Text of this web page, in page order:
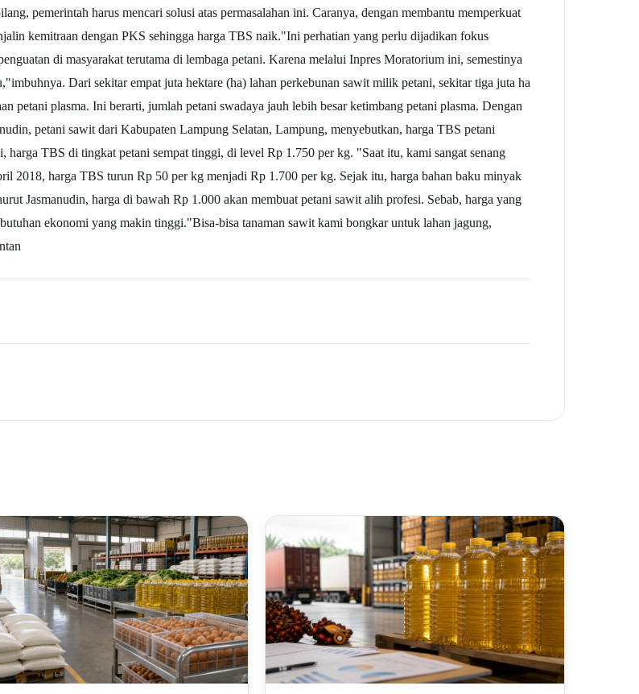
pemerintah harus mencari solusi atas permasalahan ini. Caranya, dengan membantu memperkuat
kemitraan dengan PKS sehingga harga TBS naik."Ini perhatian yang perlu dijadikan fokus
di masyarakat terutama di lembaga petani. Karena melalui Inpres Moratorium ini, semestinya
Dari sekitar empat juta hektare (ha) lahan perkebunan sawit milik petani, sekitar tiga juta ha
petani plasma. Ini berarti, jumlah petani swadaya jauh lebih besar ketimbang petani plasma. Dengan
petani sawit dari Kabupaten Lampung Selatan, Lampung, menyebutkan, harga TBS petani
TBS di tingkat petani sempat tinggi, di level Rp 1.750 per kg. "Saat itu, kami sangat senang
2018, harga TBS turun Rp 50 per kg menjadi Rp 1.700 per kg. Sejak itu, harga bahan baku minyak
Jasmanudin, harga di bawah Rp 1.000 akan membuat petani sawit alih profesi. Sebab, harga yang
ekonomi yang makin tinggi."Bisa-bisa tanaman sawit kami bongkar untuk lahan jagung,